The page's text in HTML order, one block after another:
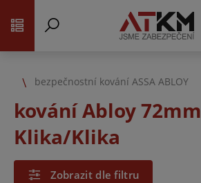
bezpečnostní kování ASSA ABLOY
kování Abloy 72mm
Klika/Klika
Zobrazit dle filtru